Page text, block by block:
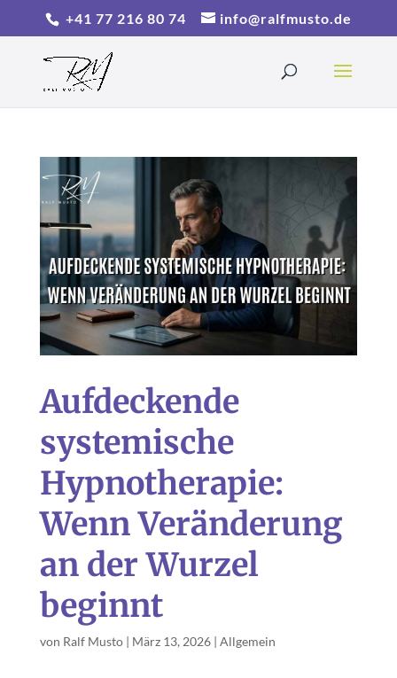
+41 77 216 80 74 info@ralfmusto.de
Aufdeckende
systemische
Hypnotherapie:
Wenn Veränderung
an der Wurzel
beginnt
von Ralf Musto| März 13, 2026| Allgemein